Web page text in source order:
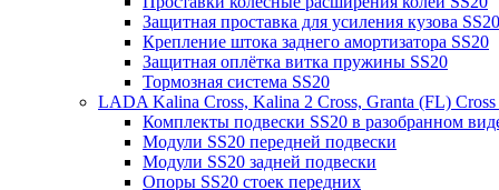
Защитная проставка для усиления кузова SS20
Крепление штока заднего амортизатора SS20
Защитная оплётка витка пружины SS20
Тормозная система SS20
LADA Kalina Cross, Kalina 2 Cross, Granta (FL) Cross
Комплекты подвески SS20 в разобранном
Модули SS20 передней подвески
Модули SS20 задней подвески
Опоры SS20 стоек передних